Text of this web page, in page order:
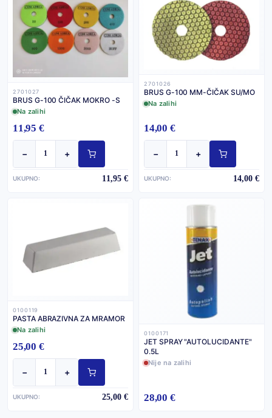
2701027
BRUS G-100 ČIČAK MOKRO -S
Na zalihi
11,95 €
− +
UKUPNO: 11,95 €
2701026
BRUS G-100 MM-ČIČAK SU/MO
Na zalihi
14,00 €
− +
UKUPNO: 14,00 €
0100119
PASTA ABRAZIVNA ZA MRAMOR
Na zalihi
25,00 €
− +
UKUPNO: 25,00 €
0100171
JET SPRAY "AUTOLUCIDANTE"
0.5L
Nije na zalihi
28,00 €